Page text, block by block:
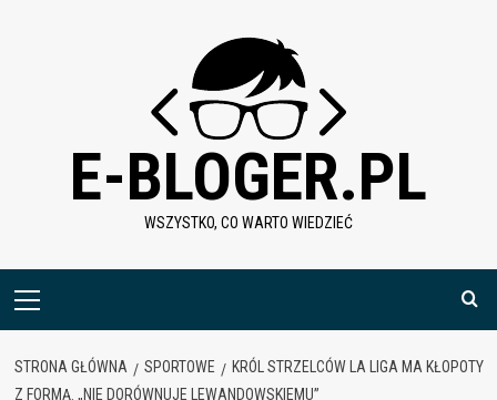
E-BLOGER.PL
WSZYSTKO, CO WARTO WIEDZIEĆ
Menu
STRONA GŁÓWNA SPORTOWE
KRÓL STRZELCÓW LA LIGA MA KŁOPOTY
Z FORMĄ. „NIE DORÓWNUJE LEWANDOWSKIEMU”